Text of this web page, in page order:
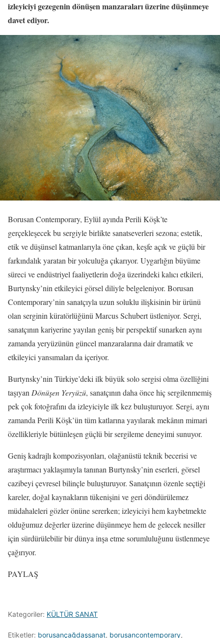
izleyiciyi gezegenin dönüşen manzaraları üzerine düşünmeye
davet ediyor.
Borusan Contemporary, Eylül ayında Perili Köşk’te
gerçekleşecek bu sergiyle birlikte sanatseverleri sezona; estetik,
etik ve düşünsel katmanlarıyla öne çıkan, keşfe açık ve güçlü bir
farkındalık yaratan bir yolculuğa çıkarıyor. Uygarlığın büyüme
süreci ve endüstriyel faaliyetlerin doğa üzerindeki kalıcı etkileri,
Burtynsky’nin etkileyici görsel diliyle belgeleniyor. Borusan
Contemporary’nin sanatçıyla uzun soluklu ilişkisinin bir ürünü
olan serginin küratörlüğünü Marcus Schubert üstleniyor. Sergi,
sanatçının kariyerine yayılan geniş bir perspektif sunarken aynı
zamanda yeryüzünün güncel manzaralarına dair dramatik ve
etkileyici yansımaları da içeriyor.
Burtynsky’nin Türkiye’deki ilk büyük solo sergisi olma özelliğini
taşıyan Dönüşen Yeryüzü, sanatçının daha önce hiç sergilenmemiş
pek çok fotoğrafını da izleyiciyle ilk kez buluşturuyor. Sergi, aynı
zamanda Perili Köşk’ün tüm katlarına yayılarak mekânın mimari
özellikleriyle bütünleşen güçlü bir sergileme deneyimi sunuyor.
Geniş kadrajlı kompozisyonları, olağanüstü teknik becerisi ve
araştırmacı yaklaşımıyla tanınan Burtynsky’nin eserleri, görsel
cazibeyi çevresel bilinçle buluşturuyor. Sanatçının özenle seçtiği
kareler, doğal kaynakların tükenişini ve geri döndürülemez
müdahaleleri gözler önüne sererken; izleyiciyi hem kaybetmekte
olduğumuz değerler üzerine düşünmeye hem de gelecek nesiller
için sürdürülebilir bir dünya inşa etme sorumluluğunu üstlenmeye
çağırıyor.
PAYLAŞ
Kategoriler: KÜLTÜR SANAT
Etiketler: borusançağdaşsanat, borusancontemporary,